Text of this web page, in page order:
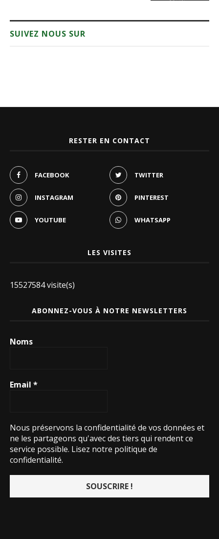
SUIVEZ NOUS SUR
RESTER EN CONTACT
FACEBOOK TWITTER
INSTAGRAM PINTEREST
YOUTUBE WHATSAPP
LES VISITES
15527584 visite(s)
ABONNEZ-VOUS À NOTRE NEWSLETTERS
Noms
Email *
Nous préservons la confidentialité de vos données et
ne les partageons qu'avec des tiers qui rendent ce
service possible. Lisez notre politique de
confidentialité.